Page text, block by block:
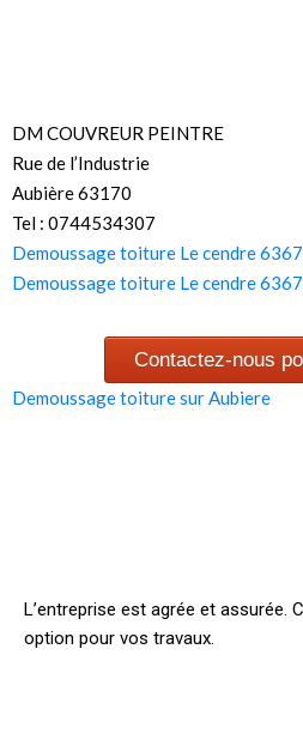
DM COUVREUR PEINTRE
Rue de l’Industrie
Aubière 63170
Tel : 0744534307
Demoussage toiture Le cendre
Demoussage toiture Le cendre
Contactez-nous
Demoussage toiture sur Aubiere
L’entreprise est agrée et assurée.
option pour vos travaux.